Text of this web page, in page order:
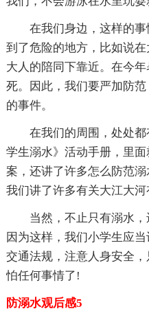
在我们身边，这样的
到了危险的地方，比如说
大人的陪同下靠近。在今
死。因此，我们要严加防
的事件。
在我们的周围，处处
学生溺水》活动手册，里
案，还讲了许多怎么防范
我们讲了许多有关大江大河
当然，不止只有溺水
因为这样，我们小学生应
交通法规，注意人身安全
怕任何事情了!
防溺水观后感5